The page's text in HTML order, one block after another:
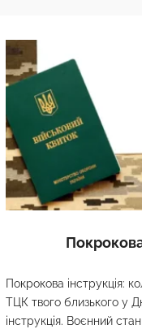
Покрокова інструкція:
ТЦК твого близького у
інструкція. Воєнний